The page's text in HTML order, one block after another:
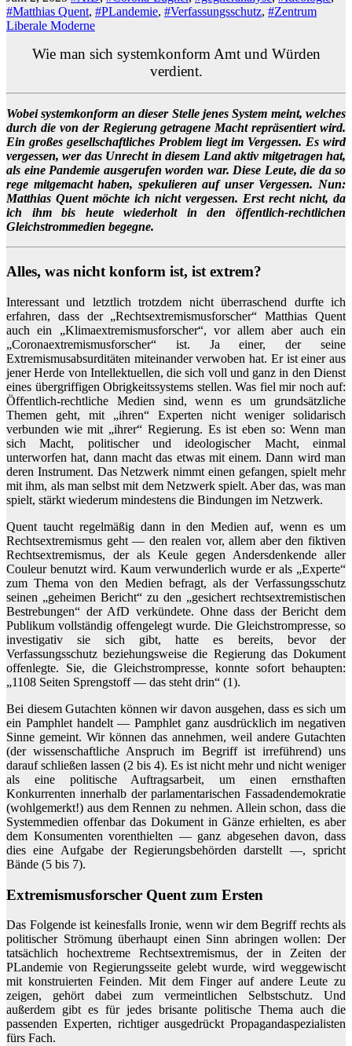
#Matthias Quent, #PLandemie, #Verfassungsschutz, #Zentrum
Liberale Moderne
Wie man sich systemkonform Amt und Würden
verdient.
Wobei systemkonform an dieser Stelle jenes System meint, welches
durch die von der Regierung getragene Macht repräsentiert wird.
Ein großes gesellschaftliches Problem liegt im Vergessen. Es wird
vergessen, wer das Unrecht in diesem Land aktiv mitgetragen hat,
als eine Pandemie ausgerufen worden war. Diese Leute, die da so
rege mitgemacht haben, spekulieren auf unser Vergessen. Nun:
Matthias Quent möchte ich nicht vergessen. Erst recht nicht, da
ich ihm bis heute wiederholt in den öffentlich-rechtlichen
Gleichstrommedien begegne.
Alles, was nicht konform ist, ist extrem?
Interessant und letztlich trotzdem nicht überraschend durfte ich
erfahren, dass der „Rechtsextremismusforscher“ Matthias Quent
auch ein „Klimaextremismusforscher“, vor allem aber auch ein
„Coronaextremismusforscher“ ist. Ja einer, der seine
Extremismusabsurditäten miteinander verwoben hat. Er ist einer aus
jener Herde von Intellektuellen, die sich voll und ganz in den Dienst
eines übergriffigen Obrigkeitssystems stellen. Was fiel mir noch auf:
Öffentlich-rechtliche Medien sind, wenn es um grundsätzliche
Themen geht, mit „ihren“ Experten nicht weniger solidarisch
verbunden wie mit „ihrer“ Regierung. Es ist eben so: Wenn man
sich Macht, politischer und ideologischer Macht, einmal
unterworfen hat, dann macht das etwas mit einem. Dann wird man
deren Instrument. Das Netzwerk nimmt einen gefangen, spielt mehr
mit ihm, als man selbst mit dem Netzwerk spielt. Aber das, was man
spielt, stärkt wiederum mindestens die Bindungen im Netzwerk.
Quent taucht regelmäßig dann in den Medien auf, wenn es um
Rechtsextremismus geht — den realen vor, allem aber den fiktiven
Rechtsextremismus, der als Keule gegen Andersdenkende aller
Couleur benutzt wird. Kaum verwunderlich wurde er als „Experte“
zum Thema von den Medien befragt, als der Verfassungsschutz
seinen „geheimen Bericht“ zu den „gesichert rechtsextremistischen
Bestrebungen“ der AfD verkündete. Ohne dass der Bericht dem
Publikum vollständig offengelegt wurde. Die Gleichstrompresse, so
investigativ sie sich gibt, hatte es bereits, bevor der
Verfassungsschutz beziehungsweise die Regierung das Dokument
offenlegte. Sie, die Gleichstrompresse, konnte sofort behaupten:
„1108 Seiten Sprengstoff — das steht drin“ (1).
Bei diesem Gutachten können wir davon ausgehen, dass es sich um
ein Pamphlet handelt — Pamphlet ganz ausdrücklich im negativen
Sinne gemeint. Wir können das annehmen, weil andere Gutachten
(der wissenschaftliche Anspruch im Begriff ist irreführend) uns
darauf schließen lassen (2 bis 4). Es ist nicht mehr und nicht weniger
als eine politische Auftragsarbeit, um einen ernsthaften
Konkurrenten innerhalb der parlamentarischen Fassadendemokratie
(wohlgemerkt!) aus dem Rennen zu nehmen. Allein schon, dass die
Systemmedien offenbar das Dokument in Gänze erhielten, es aber
dem Konsumenten vorenthielten — ganz abgesehen davon, dass
dies eine Aufgabe der Regierungsbehörden darstellt —, spricht
Bände (5 bis 7).
Extremismusforscher Quent zum Ersten
Das Folgende ist keinesfalls Ironie, wenn wir dem Begriff rechts als
politischer Strömung überhaupt einen Sinn abringen wollen: Der
tatsächlich hochextreme Rechtsextremismus, der in Zeiten der
PLandemie von Regierungsseite gelebt wurde, wird weggewischt
mit konstruierten Feinden. Mit dem Finger auf andere Leute zu
zeigen, gehört dabei zum vermeintlichen Selbstschutz. Und
außerdem gibt es für jedes brisante politische Thema auch die
passenden Experten, richtiger ausgedrückt Propagandaspezialisten
fürs Fach.